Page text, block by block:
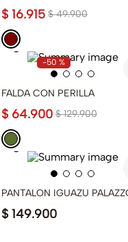
$ 49.900
$ 16.915
-50 %
FALDA CON PERILLA
$ 129.900
$ 64.900
PANTALON IGUAZU
$ 149.900